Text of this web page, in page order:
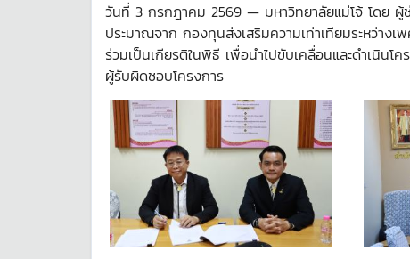
วันที่ 3 กรกฎาคม 2569 — มหาวิทยาลัยแม่โจ้ โดย ผู้
ประมาณจาก กองทุนส่งเสริมความเท่าเทียมระหว่า
ร่วมเป็นเกียรติในพิธี เพื่อนำไปขับเคลื่อนและดำเนินโ
ผู้รับผิดชอบโครงการ